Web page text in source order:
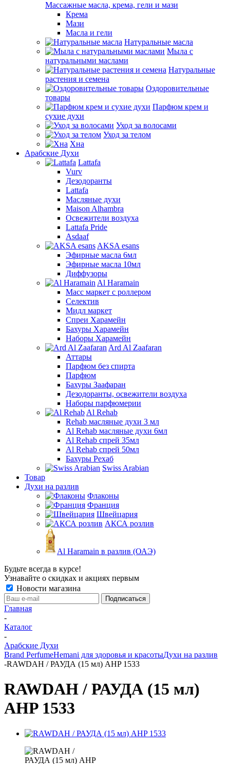
Массажные масла, крема, гели и мази
Крема
Мази
Масла и гели
Натуральные масла
Мыла с
натуральными маслами
Натуральные
растения и семена
Оздоровительные
товары
Парфюм крем и
сухие духи
Уход за волосами
Уход за телом
Хна
Арабские Духи
Lattafa
Vurv
Дезодоранты
Lattafa
Масляные духи
Maison Alhambra
Освежители воздуха
Lattafa Pride
Asdaaf
AKSA esans
Эфирные масла 6мл
Эфирные масла 10мл
Диффузоры
Al Haramain
Масс маркет с роллером
Селектив
Мидл маркет
Спреи Харамейн
Бахуры Харамейн
Наборы Харамейн
Ard Al Zaafaran
Аттары
Парфюм без спирта
Парфюм
Бахуры Заафаран
Дезодоранты, освежители воздуха
Наборы парфюмерии
Al Rehab
Rehab масляные духи 3 мл
Al Rehab масляные духи 6мл
Al Rehab спрей 35мл
Al Rehab спрей 50мл
Бахуры Рехаб
Swiss Arabian
Товар
Духи на разлив
Флаконы
Франция
Швейцария
АКСА розлив
Al Haramain в разлив (ОАЭ)
Будьте всегда в курсе!
Узнавайте о скидках и акциях первым
Новости магазина
Главная
-
Каталог
-
Арабские Духи
Brand PerfumeHemani для здоровья и красотыДухи на разлив
-RAWDAH / РАУДА (15 мл) AHP 1533
RAWDAH / РАУДА (15 мл)
AHP 1533